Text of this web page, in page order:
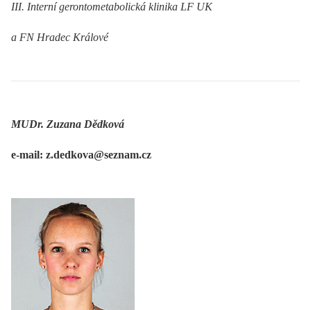
III. Interní gerontometabolická klinika LF UK
a FN Hradec Králové
MUDr. Zuzana Dědková
e-mail: z.dedkova@seznam.cz